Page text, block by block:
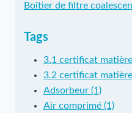
Boîtier de filtre
Tags
3.1 certificat
3.2 certificat
Adsorbeur (1)
Air comprimé (1)